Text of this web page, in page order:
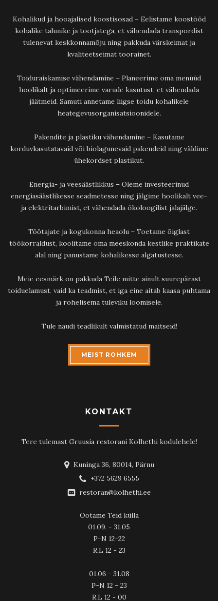
Kohalikud ja hooajalised koostisosad – Eelistame koostööd
kohalike talunike ja tootjatega, et vähendada transpordist
tulenevat keskkonnamõju ning pakkuda värskeimat ja
kvaliteetseimat toorainet.
Toiduraiskamise vähendamine – Planeerime oma menüüd
hoolikalt ja optimeerime varude kasutust, et vähendada
jäätmeid. Samuti annetame liigse toidu kohalikele
heategevusorganisatsioonidele.
Pakendite ja plastiku vähendamine – Kasutame
korduvkasutatavaid või biolagunevaid pakendeid ning väldime
ühekordset plastikut.
Energia- ja veesäästlikkus – Oleme investeerinud
energiasäästlikesse seadmetesse ning jälgime hoolikalt vee-
ja elektritarbimist, et vähendada ökoloogilist jalajälge.
Töötajate ja kogukonna heaolu – Toetame õiglast
töökorraldust, koolitame oma meeskonda kestlike praktikate
alal ning panustame kohalikesse algatustesse.
Meie eesmärk on pakkuda Teile mitte ainult suurepärast
toiduelamust, vaid ka teadmist, et iga eine aitab kaasa puhtama
ja rohelisema tuleviku loomisele.
Tule naudi teadlikult valmistatud maitseid!
MEIST ROHKEM
KONTAKT
Tere tulemast Gruusia restorani Kolhethi kodulehele!
Kuninga 36, 80014, Pärnu
+372 5629 6555
restoran@kolhethi.ee
Ootame Teid külla
01.09. - 31.05
P-N 12-22
R,L 12 - 23
01.06 - 31.08
P-N 12 - 23
R,L 12 - 00